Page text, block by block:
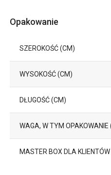
Opakowanie
SZEROKOŚĆ (CM)
WYSOKOŚĆ (CM)
DŁUGOŚĆ (CM)
WAGA, W TYM OPAKOWANIE
MASTER BOX DLA